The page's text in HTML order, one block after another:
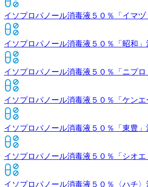
イソプロパノール消毒液５０％「イマヅ
イソプロパノール消毒液５０％「昭和」
イソプロパノール消毒液５０％「ニプロ
イソプロパノール消毒液５０％「ケンエ
イソプロパノール消毒液５０％「東豊」
イソプロパノール消毒液５０％「シオエ
イソプロパノール消毒液５０％〈ハチ〉